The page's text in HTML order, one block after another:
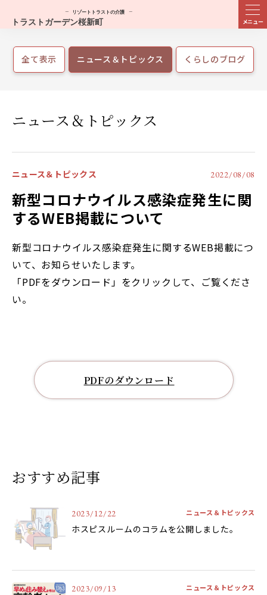
ME
NU
全て表示 ニュース＆トピックス くらしのブログ
ニュース＆トピックス
ニュース＆トピックス 2022/08/08
新型コロナウイルス感染症発生に関
するWEB掲載について
新型コロナウイルス感染症発生に関するWEB掲載につ
いて、お知らせいたします。
「PDFをダウンロード」をクリックして、ご覧くださ
い。
PDFのダウンロード
おすすめ記事
2023/12/22 ニュース＆トピックス
ホスピスルームのコラムを公開しました。
2023/09/13 ニュース＆トピックス